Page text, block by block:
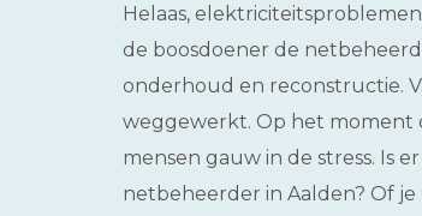
Helaas,
de boosdoener de
onderhoud en reconstructie.
weggewerkt. Op het moment
mensen gauw in de stress. Is
netbeheerder in Aalden? Of